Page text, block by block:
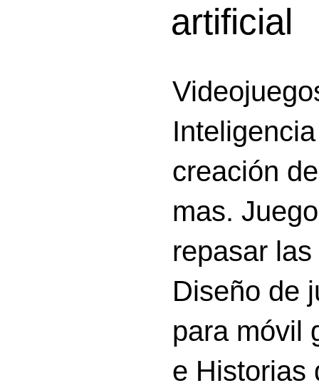
artificial
creación
mas.
repasar
Diseño de
para móvil
e Historias